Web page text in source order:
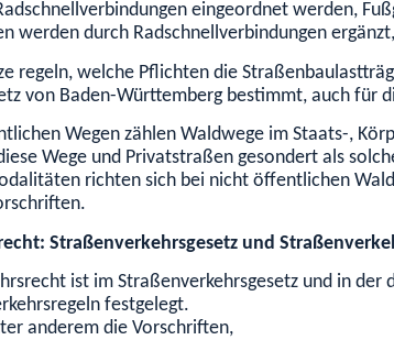
eingeordnet werden,
werden durch Radschnellverbindungen
regeln, welche Pflichten die
von Baden-Württemberg bestimmt, auch für
Wegen zählen Waldwege im Staats-,
Wege und Privatstraßen gesondert als
richten sich bei nicht öffentlichen
Straßenverkehrsgesetz und
ist im Straßenverkehrsgesetz und in
festgelegt.
anderem die Vorschriften,